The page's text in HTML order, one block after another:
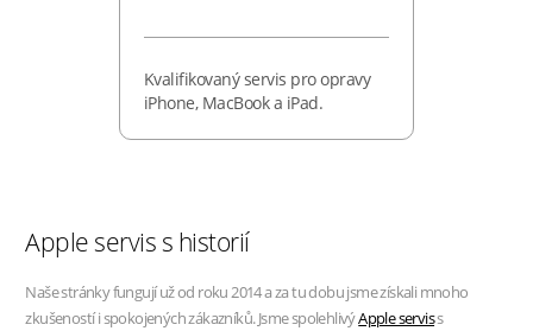
Kvalifikovaný servis pro opravy
iPhone, MacBook a iPad.
Apple servis s historií
Naše stránky fungují už od roku 2014 a za tu dobu jsme získali mnoho
zkušeností i spokojených zákazníků. Jsme spolehlivýApple serviss